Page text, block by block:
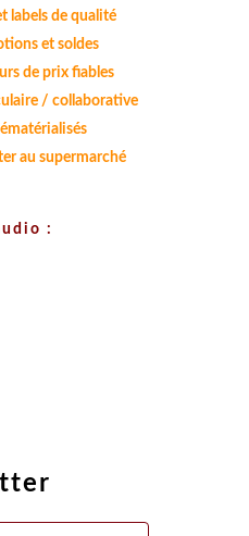
labels de qualité
et soldes
de prix fiables
/ collaborative
au supermarché
: